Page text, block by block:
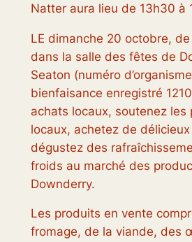
Natter aura lieu de 13h30 à
LE dimanche 20 octobre, de
dans la salle des fêtes de
Seaton (numéro
bienfaisance enregistré
achats locaux, soutenez les
locaux, achetez de
dégustez des
froids au marché des
Downderry.
Les produits en vente
fromage, de la viande, des